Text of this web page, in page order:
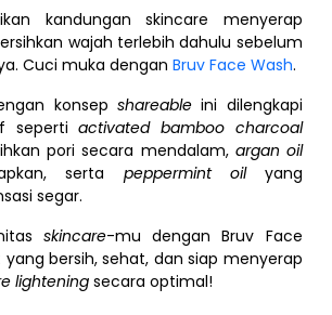
kandungan skincare menyerap
wajah terlebih dahulu sebelum
Cuci muka denganBruv Face Wash.
konsep shareableini dilengkapi
sepertiactivated bamboo charcoal
pori secara mendalam, argan oil
serta peppermint oil yang
segar.
skincare-mu dengan Bruv Face
bersih, sehat, dan siap menyerap
lighteningsecara optimal!